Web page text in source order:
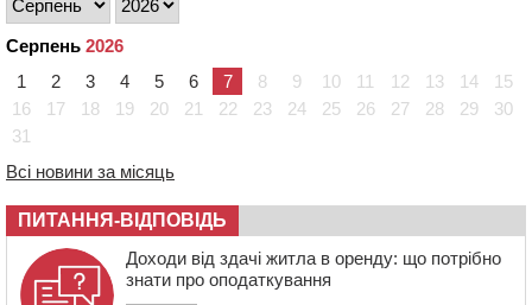
16:32
Без розтину грудної клітки: у Черкасах 75-річній
пацієнтці замінили аортальний клапан
16:00
У Черкаському онкоцентрі встановили сонячну
електростанцію за понад пів мільйона гривень
15:30
фронті жителем Монастирищини
Серпень 2026
1
2 3 4 5 6 7 8 9 10 11 12 13 14
15
16
17 18 19 20 21 22 23 24 25 26 27 28 29
30
31
Всі новини за місяць
ПИТАННЯ-ВІДПОВІДЬ
Доходи від здачі житла в оренду: що потрібно
знати про оподаткування